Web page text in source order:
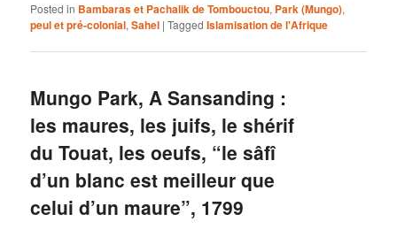
Posted in Bambaras et Pachalik de Tombouctou, Park (Mungo),
peul et pré-colonial,Sahel |Tagged Islamisation de l'Afrique
Mungo Park, A Sansanding :
les maures, les juifs, le shérif
du Touat, les oeufs, “le sâfî
d’un blanc est meilleur que
celui d’un maure”, 1799